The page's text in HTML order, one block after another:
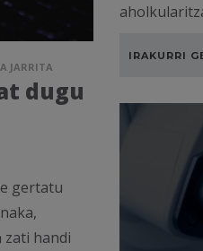
JARRITA
dugu
gertatu
handi
IRAKURRI